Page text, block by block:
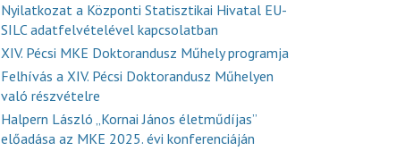
Nyilatkozat a Központi Statisztikai Hivatal EU-
SILC adatfelvételével kapcsolatban
XIV. Pécsi MKE Doktorandusz Műhely programja
Felhívás a XIV. Pécsi Doktorandusz Műhelyen
való részvételre
Halpern László „Kornai János életműdíjas”
előadása az MKE 2025. évi konferenciáján